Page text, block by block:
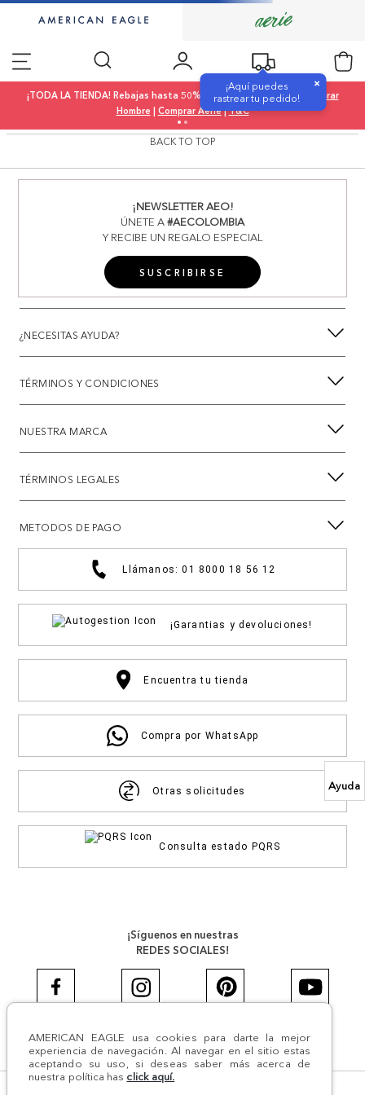
Ayuda
AMERICAN EAGLE usa cookies para darte la mejor
experiencia de navegación. Al navegar en el sitio estas
aceptando su uso, si deseas saber más acerca de
nuestra política has click aquí.
¡Aquí puedes
rastrear tu pedido!
×
¡TODA LA TIENDA! Rebajas hasta 50% OFF |Comprar Mujer|
Comprar
Hombre | Comprar Aerie|T&C
BACK TO TOP
¡NEWSLETTER AEO!
ÚNETE A#AECOLOMBIA
Y RECIBE UN REGALO ESPECIAL
SUSCRIBIRSE
¿NECESITAS AYUDA?
TÉRMINOS Y CONDICIONES
NUESTRA MARCA
TÉRMINOS LEGALES
METODOS DE PAGO
Llámanos: 01 8000 18 56 12
¡Garantias y devoluciones!
Encuentra tu tienda
Compra por WhatsApp
Otras solicitudes
Consulta estado PQRS
¡Síguenos en nuestras
REDES SOCIALES!
#AEJEANS #AerieREALCOL